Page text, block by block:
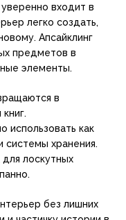
входит в
легко создать,
Апсайклинг
предметов в
элементы.
в
как
системы хранения.
лоскутных
без лишних